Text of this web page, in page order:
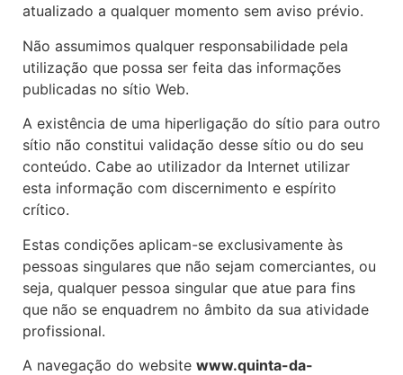
atualizado a qualquer momento sem aviso prévio.
Não assumimos qualquer responsabilidade pela
utilização que possa ser feita das informações
publicadas no sítio Web.
A existência de uma hiperligação do sítio para outro
sítio não constitui validação desse sítio ou do seu
conteúdo. Cabe ao utilizador da Internet utilizar
esta informação com discernimento e espírito
crítico.
Estas condições aplicam-se exclusivamente às
pessoas singulares que não sejam comerciantes, ou
seja, qualquer pessoa singular que atue para fins
que não se enquadrem no âmbito da sua atividade
profissional.
A navegação do website www.quinta-da-